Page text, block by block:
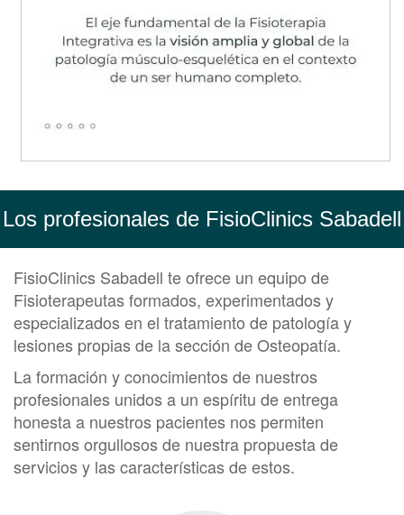
Los profesionales de FisioClinics Sabadell
FisioClinics Sabadell te ofrece un equipo de
Fisioterapeutas formados, experimentados y
especializados en el tratamiento de patología y
lesiones propias de la sección de Osteopatía.
La formación y conocimientos de nuestros
profesionales unidos a un espíritu de entrega
honesta a nuestros pacientes nos permiten
sentirnos orgullosos de nuestra propuesta de
servicios y las características de estos.